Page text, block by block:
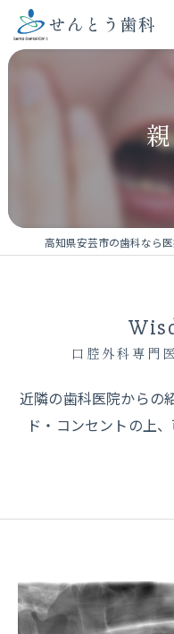
口腔外科専門
近隣の歯科医院からの
ド・コンセントの上